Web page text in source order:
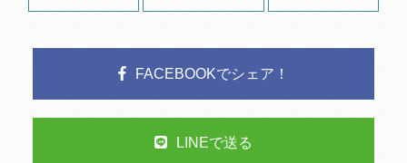
FACEBOOKでシェア！
LINEで送る